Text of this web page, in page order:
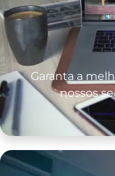
Garanta a
nossos